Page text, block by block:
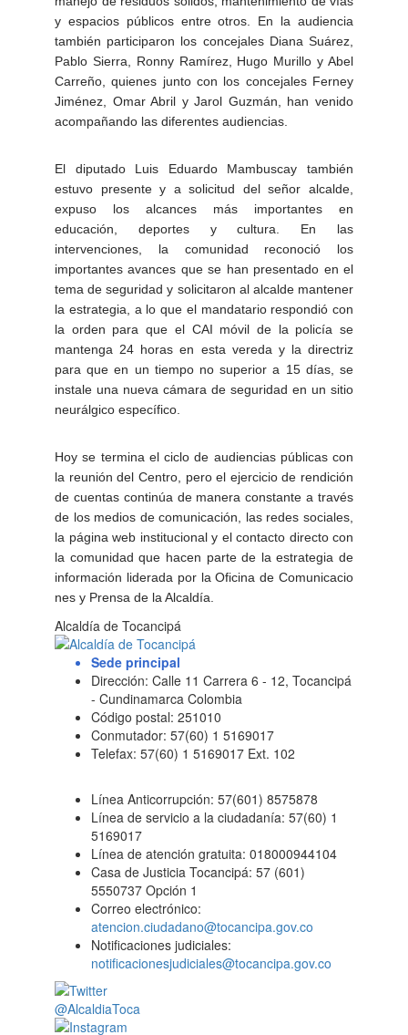
y espacios públicos entre otros. En la audiencia
también participaron los concejales Diana Suárez,
Pablo Sierra, Ronny Ramírez, Hugo Murillo y Abel
Carreño, quienes junto con los concejales Ferney
Jiménez, Omar Abril y Jarol Guzmán, han venido
acompañando las diferentes audiencias.
El diputado Luis Eduardo Mambuscay también
estuvo presente y a solicitud del señor alcalde,
expuso los alcances más importantes en
educación, deportes y cultura. En las
intervenciones, la comunidad reconoció los
importantes avances que se han presentado en el
tema de seguridad y solicitaron al alcalde mantener
la estrategia, a lo que el mandatario respondió con
la orden para que el CAI móvil de la policía se
mantenga 24 horas en esta vereda y la directriz
para que en un tiempo no superior a 15 días, se
instale una nueva cámara de seguridad en un sitio
neurálgico específico.
Hoy se termina el ciclo de audiencias públicas con
la reunión del Centro, pero el ejercicio de rendición
de cuentas continúa de manera constante a través
de los medios de comunicación, las redes sociales,
la página web institucional y el contacto directo con
la comunidad que hacen parte de la estrategia de
información liderada por la Oficina de Comunicacio​
nes y Prensa de la Alcaldía.​
Alcaldía de Tocancipá
Sede principal
Dirección: Calle 11 Carrera 6 - 12, Tocancipá
- Cundinamarca Colombia
Código postal: 251010
Conmutador: 57(60) 1 5169017
Telefax: 57(60) 1 5169017 Ext. 102
Línea Anticorrupción: 57(601) 8575878
Línea de servicio a la ciudadanía: 57(60) 1
5169017
Línea de atención gratuita: 018000944104
Casa de Justicia Tocancipá: 57 (601)
5550737 Opción 1
Correo electrónico:
atencion.ciudadano@tocancipa.gov.co
Notificaciones judiciales:
notificacionesjudiciales@tocancipa.gov.co
@AlcaldiaToca